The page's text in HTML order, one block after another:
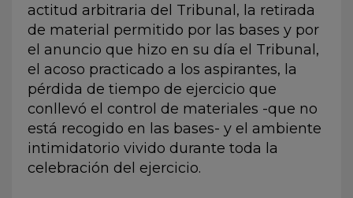
actitud arbitraria del Tribunal, la retirada
de material permitido por las bases y por
el anuncio que hizo en su día el Tribunal,
el acoso practicado a los aspirantes, la
pérdida de tiempo de ejercicio que
conllevó el control de materiales -que no
está recogido en las bases- y el ambiente
intimidatorio vivido durante toda la
celebración del ejercicio.